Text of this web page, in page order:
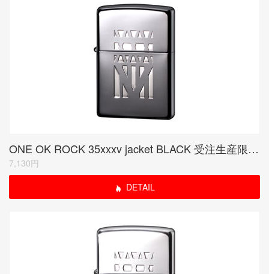
ONE OK ROCK 35xxxv jacket BLACK 受注生産限定品
7,130円
DETAIL